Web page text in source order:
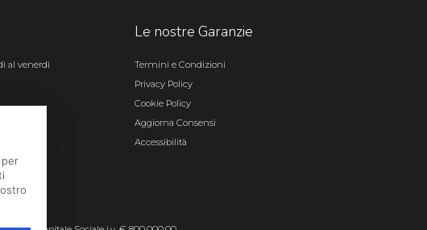
al venerdì
Le nostre Garanzie
Termini e Condizioni
Privacy Policy
Cookie Policy
Aggiorna Consensi
Accessibilità